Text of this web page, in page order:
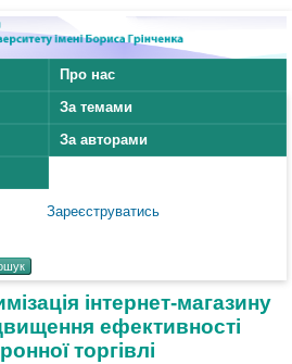
Про нас
За темами
За авторами
Зареєструватись
інтернет-магазину
ефективності
торгівлі